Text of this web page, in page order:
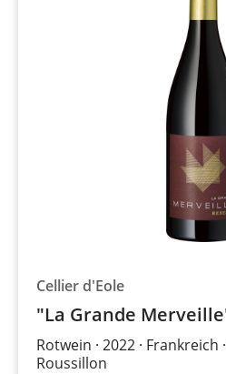
Cellier d'Eole
"La Grande
Rotwein 2022 Frankreich
Roussillon